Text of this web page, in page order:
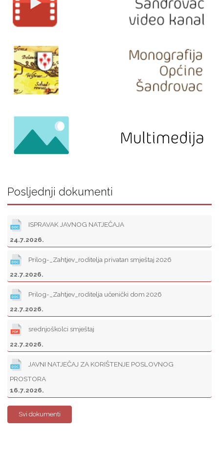
Posljednji dokumenti
ISPRAVAK JAVNOG NATJEČAJA
24.7.2026.
Prilog-_Zahtjev_roditelja privatan smještaj 2026
22.7.2026.
Prilog-_Zahtjev_roditelja učenički dom 2026
22.7.2026.
srednjoškolci smještaj
22.7.2026.
JAVNI NATJEČAJ ZA KORIŠTENJE POSLOVNOG
PROSTORA
16.7.2026.
Svi dokumenti